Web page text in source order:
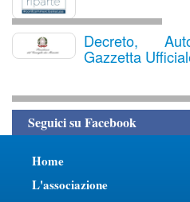
Decreto,
Gazzetta
Seguici su Facebook
Home
L'associazione